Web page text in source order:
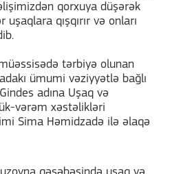
qorxuya düşərək
qışqırır və onları
tərbiyə olunan
ümumi vəziyyətlə bağlı
adına Uşaq və
vərəm xəstəlikləri
Sima Həmidzadə ilə əlaqə